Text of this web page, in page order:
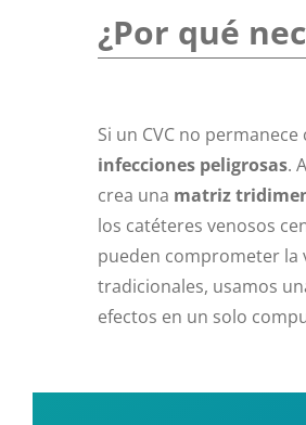
¿Por qué
Si un CVC no
infecciones peligrosas.
crea una matriz
los catéteres venosos
pueden comprometer la
tradicionales, usamos
efectos en un solo